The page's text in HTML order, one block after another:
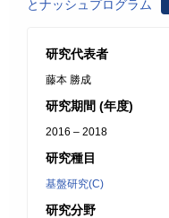
とナッシュプログラム
研究代表者
藤本 勝成
研究期間 (年度)
2016 – 2018
研究種目
基盤研究(C)
研究分野